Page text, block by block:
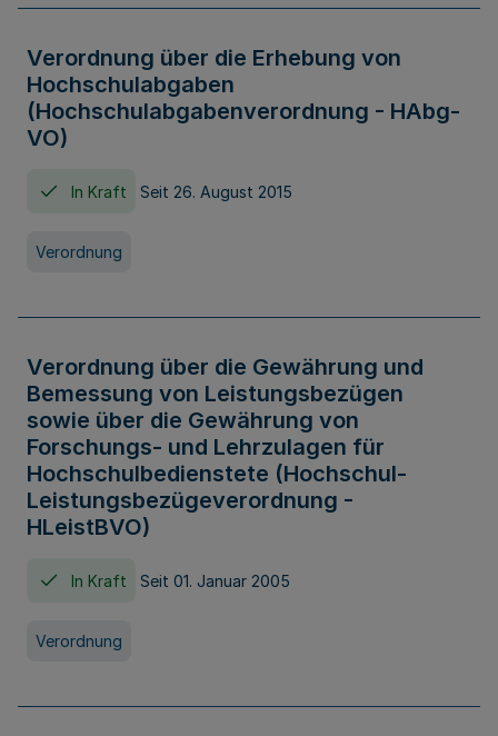
Verordnung über die Erhebung von
Hochschulabgaben
(Hochschulabgabenverordnung - HAbg-
VO)
In Kraft Seit 26. August 2015
Verordnung
Verordnung über die Gewährung und
Bemessung von Leistungsbezügen
sowie über die Gewährung von
Forschungs- und Lehrzulagen für
Hochschulbedienstete (Hochschul-
Leistungsbezügeverordnung -
HLeistBVO)
In Kraft Seit 01. Januar 2005
Verordnung